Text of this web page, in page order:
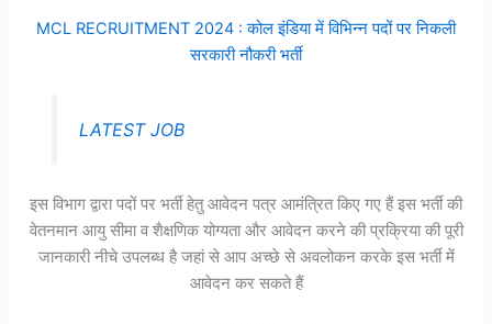
MCL RECRUITMENT 2024 : कोल इंडिया में विभिन्न पदों पर निकली
सरकारी नौकरी भर्ती
LATEST JOB
इस विभाग द्वारा पदों पर भर्ती हेतु आवेदन पत्र आमंत्रित किए गए हैं इस भर्ती की
वेतनमान आयु सीमा व शैक्षणिक योग्यता और आवेदन करने की प्रक्रिया की पूरी
जानकारी नीचे उपलब्ध है जहां से आप अच्छे से अवलोकन करके इस भर्ती में
आवेदन कर सकते हैं